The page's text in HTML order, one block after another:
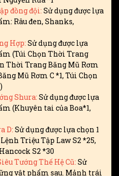
đồng đội: Sử dụng được lựa
Râu đen, Shanks,
Hợp: Sử dụng được lựa
(Túi Chọn Thời Trang
Thời Trang Băng Mũ Rơm
Mũ Rơm C *1, Túi Chọn
Shura: Sử dụng được lựa
(Khuyên tai của Boa*1,
D: Sử dụng được lựa chọn 1
Triệu Tập Law S2 *25,
S2 *30
Tướng Thế Hệ Cũ: Sử
vật phẩm sau. Mảnh trái